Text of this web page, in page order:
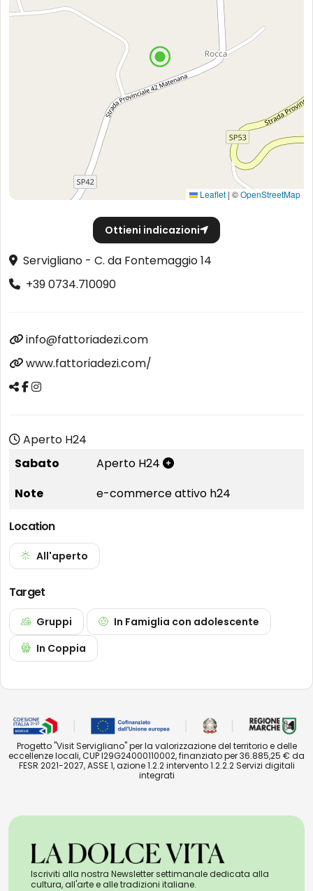
Leaflet | ©OpenStreetMap
Ottieni indicazioni
Servigliano - C. da Fontemaggio 14
+39 0734.710090
info@fattoriadezi.com
www.fattoriadezi.com/
Aperto H24
Sabato
Aperto H24
Note
e-commerce attivo h24
Location
All'aperto
Target
Gruppi
In Famiglia con adolescente
In Coppia
Progetto "Visit Servigliano" per la valorizzazione del territorio e delle
eccellenze locali, CUP I29G24000110002, finanziato per 36.885,25 € da
FESR 2021-2027, ASSE 1, azione 1.2.2 intervento 1.2.2.2 Servizi digitali
integrati
Iscriviti alla nostra Newsletter settimanale dedicata alla
cultura, all'arte e alle tradizioni italiane.